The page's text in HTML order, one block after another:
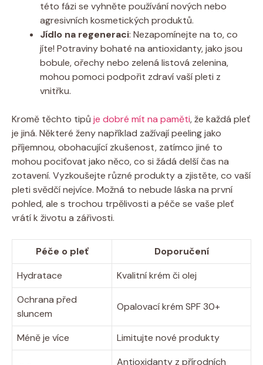
této fázi se vyhněte používání nových nebo
agresivních kosmetických produktů.
Jídlo na regeneraci: Nezapomínejte na to, co
jíte! Potraviny bohaté na antioxidanty, jako jsou
bobule, ořechy nebo zelená listová zelenina,
mohou pomoci podpořit zdraví vaší pleti z
vnitřku.
Kromě těchto tipů je dobré mít na paměti, že každá pleť
je jiná. Některé ženy například zažívají peeling jako
příjemnou, obohacující zkušenost, zatímco jiné to
mohou pociťovat jako něco, co si žádá delší čas na
zotavení. Vyzkoušejte různé produkty a zjistěte, co vaší
pleti svědčí nejvíce. Možná to nebude láska na první
pohled, ale s trochou trpělivosti a péče se vaše pleť
vrátí k životu a zářivosti.
Péče o pleť
Doporučení
Hydratace
Kvalitní krém či olej
Ochrana před
sluncem
Opalovací krém SPF 30+
Méně je více Limitujte nové produkty
Antioxidanty z přírodních